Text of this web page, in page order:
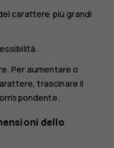
carattere più grandi
.
. Per aumentare o
trascinare il
dello